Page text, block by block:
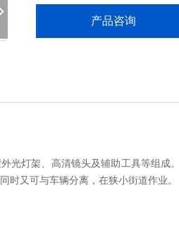
产品咨询
光灯架、高清镜头及辅助工具等组成
时又可与车辆分离，在狭小街道作业。